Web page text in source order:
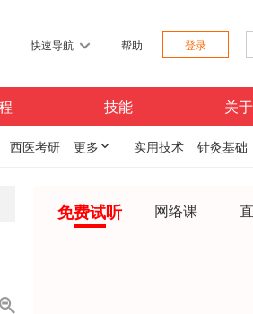
快速导航 帮助 登录
技能 关
西医考研 更多  实用技术 针灸基础

免费试听 网络课